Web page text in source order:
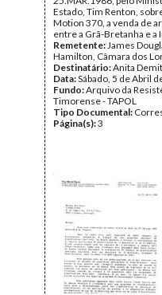
Estado, Tim Renton,
Motion 370, a venda de
entre a Grã-Bretanha e a
Remetente:James
Hamilton, Câmara dos
Destinatário:Anita
Data:Sábado, 5 de Abril
Fundo:Arquivo da
Timorense - TAPOL
Tipo Documental:
Página(s):3